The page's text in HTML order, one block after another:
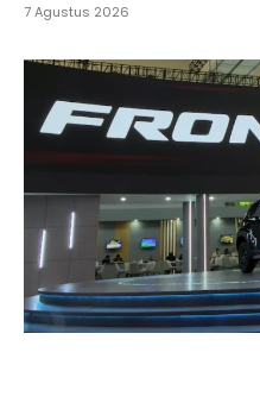
7 Agustus 2026